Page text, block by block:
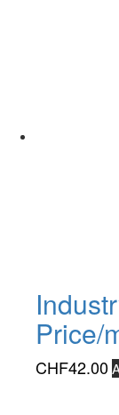
Price/
CHF42.00